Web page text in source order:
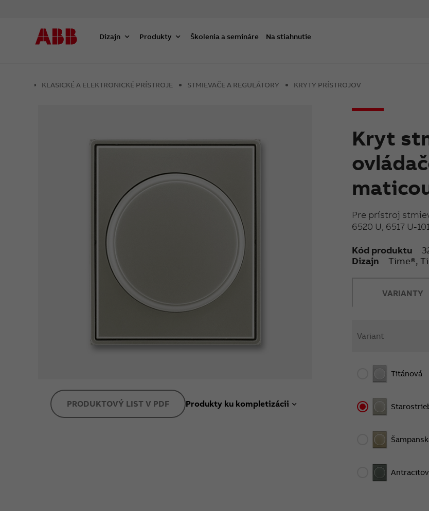
Dizajn Produkty Školenia a semináre Na stiahnutie
KLASICKÉ A ELEKTRONICKÉ PRÍSTROJE STMIEVAČE A REGULÁTORY KRYTY PRÍSTROJOV
Kryt
Pre prístroj
6520 U, 6517 U-
Kód produktu
Dizajn
Time®,
PRODUKTOVÝ LIST V PDF Produkty ku kompletizácii
VARIANTY
Variant
Titánová